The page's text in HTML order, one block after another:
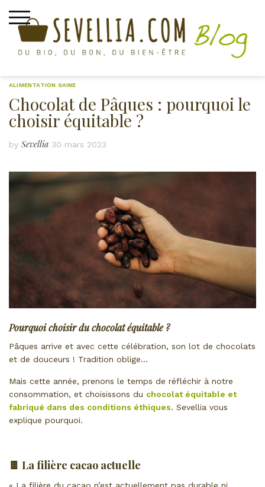
content
ALIMENTATION SAINE
Chocolat de Pâques : pourquoi le
choisir équitable ?
by Sevellia 30 mars 2023
Pourquoi choisir du chocolat équitable ?
Pâques arrive et avec cette célébration, son lot de chocolats
et de douceurs ! Tradition oblige…
Mais cette année, prenons le temps de réfléchir à notre
consommation, et choisissons du chocolat équitable et
fabriqué dans des conditions éthiques. Sevellia vous
explique pourquoi.
🍫 La filière cacao actuelle
« La filière du cacao n’est actuellement pas durable ni